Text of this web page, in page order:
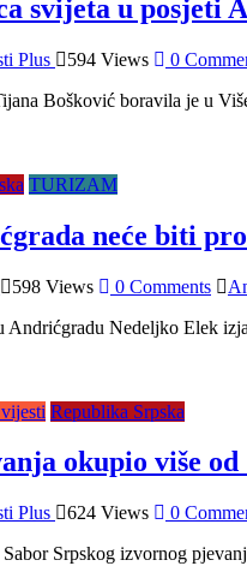
svijeta u posjeti
Plus 594 Views 0
Bošković boravila je u
TURIZAM
neće biti
598 Views 0 Comments
Andrićgradu Nedeljko Elek
Republika Srpska
okupio više
Plus 624 Views 0
Srpskog izvornog